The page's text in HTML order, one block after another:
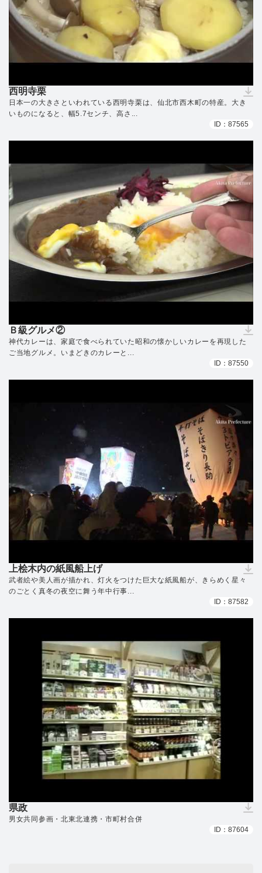
西明寺栗
（ダウンロードできません）
日本一の大きさといわれている西明寺栗は、仙北市西木町の特産。大き
いものになると、幅5.7センチ、高さ...
ID：87565
Ｂ級グルメ②
（ダウンロードできません）
神代カレーは、家庭で食べられていた昭和の懐かしいカレーを再現した
ご当地グルメ。いまどきのカレーと...
ID：87550
上桧木内の紙風船上げ
（ダウンロードできません）
武者絵や美人画が描かれ、灯火をつけた巨大な紙風船が、きらめく星々
のごとく真冬の夜空に舞う年中行事...
ID：87582
県政
（ダウンロードできません）
男女共同参画・北東北連携・市町村合併
ID：87604